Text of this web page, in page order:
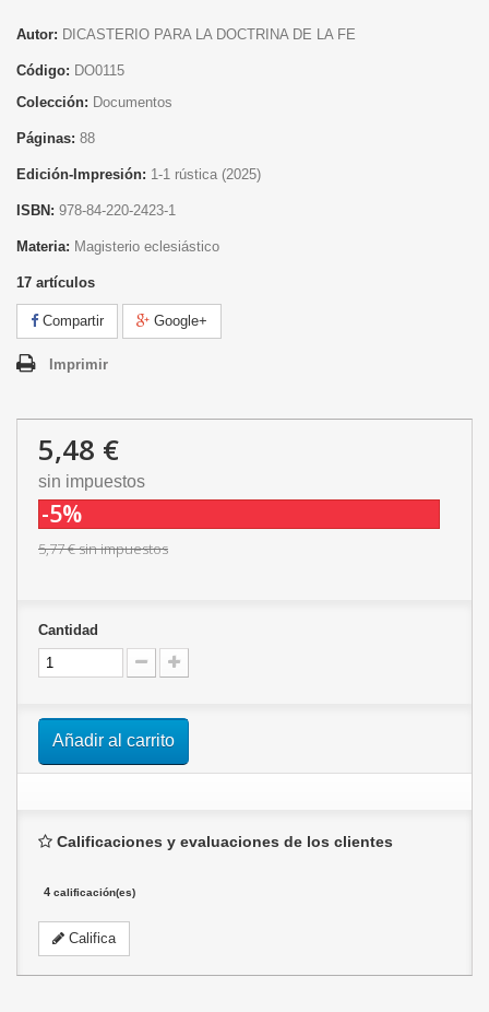
Autor: DICASTERIO PARA LA DOCTRINA DE LA FE
Código: DO0115
Colección: Documentos
Páginas: 88
Edición-Impresión: 1-1 rústica (2025)
ISBN: 978-84-220-2423-1
Materia: Magisterio eclesiástico
17 artículos
Compartir Google+
Imprimir
5,48 €
sin impuestos
-5%
5,77 €sin impuestos
Cantidad
Añadir al carrito
Calificaciones y evaluaciones de los clientes
4 calificación(es)
Califica